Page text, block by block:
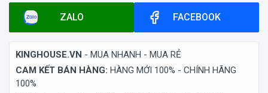
ZALO FACEBOOK
KINGHOUSE.VN - MUA NHANH - MUA RẺ
CAM KẾT BÁN HÀNG: HÀNG MỚI 100% - CHÍNH HÃNG
100%